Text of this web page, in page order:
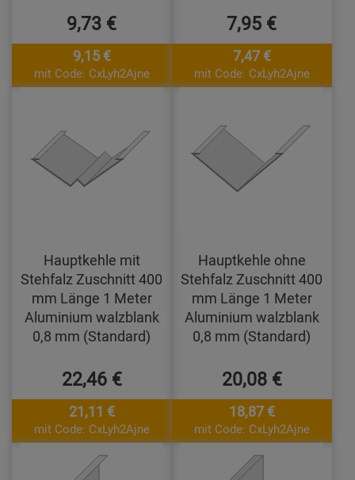
9,73 €
9,15 €
mit Code: CxLyh2Ajne
7,95 €
7,47 €
mit Code: CxLyh2Ajne
Hauptkehle mit
Stehfalz Zuschnitt 400
mm Länge 1 Meter
Aluminium walzblank
0,8 mm (Standard)
22,46 €
21,11 €
mit Code: CxLyh2Ajne
Hauptkehle ohne
Stehfalz Zuschnitt 400
mm Länge 1 Meter
Aluminium walzblank
0,8 mm (Standard)
20,08 €
18,87 €
mit Code: CxLyh2Ajne